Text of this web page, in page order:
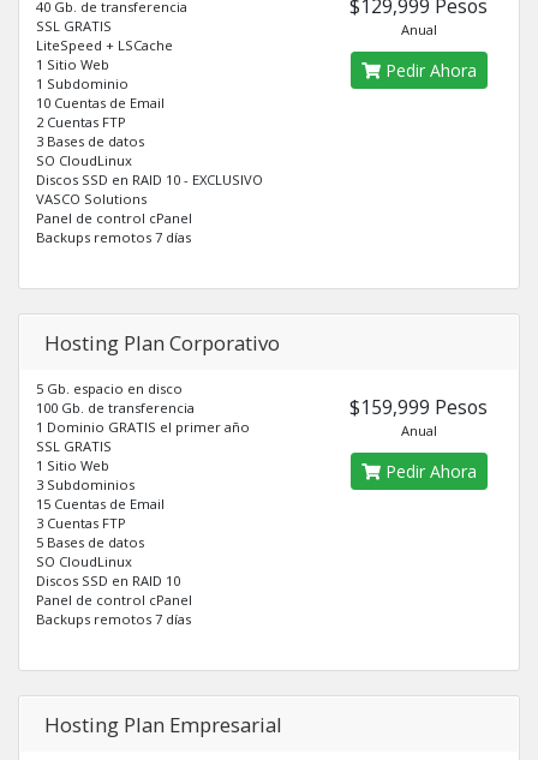
40 Gb. de transferencia
SSL GRATIS
LiteSpeed + LSCache
1 Sitio Web
1 Subdominio
10 Cuentas de Email
2 Cuentas FTP
3 Bases de datos
SO CloudLinux
Discos SSD en RAID 10 - EXCLUSIVO
VASCO Solutions
Panel de control cPanel
Backups remotos 7 días
$129,999 Pesos
Anual
Pedir Ahora
Hosting Plan Corporativo
5 Gb. espacio en disco
100 Gb. de transferencia
1 Dominio GRATIS el primer año
SSL GRATIS
1 Sitio Web
3 Subdominios
15 Cuentas de Email
3 Cuentas FTP
5 Bases de datos
SO CloudLinux
Discos SSD en RAID 10
Panel de control cPanel
Backups remotos 7 días
$159,999 Pesos
Anual
Pedir Ahora
Hosting Plan Empresarial